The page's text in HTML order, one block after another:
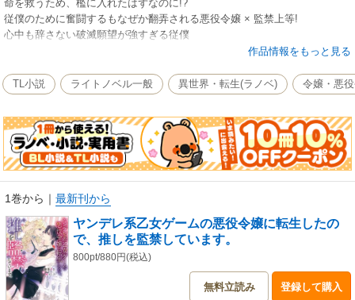
命を救うため、檻に入れたはずなのに!?
従僕のために奮闘するもなぜか翻弄される悪役令嬢 × 監禁上等!
心中も辞さない破滅願望が強すぎる従僕
「これで俺は、ヘルディナ様のものってことですね」。
婚約者を奪ったクリステルをいじめている最中に、ここがヤンデレばかり
ナ。
このままでは、クリステルを殺そうとした自分と実行犯である従僕のザシ
ュの破滅は決定的。
刻み、檻に監禁して無理やり従わせたことにするが…。
作品情報をもっと見る
TL小説 ライトノベル一般 異世界・転生(ラノベ) 令嬢・悪
1巻から ｜ 最新刊から
ヤンデレ系乙女ゲームの悪役令嬢に転生したの
で、推しを監禁しています。
800pt/880円(税込)
無料立読み 登録して購入